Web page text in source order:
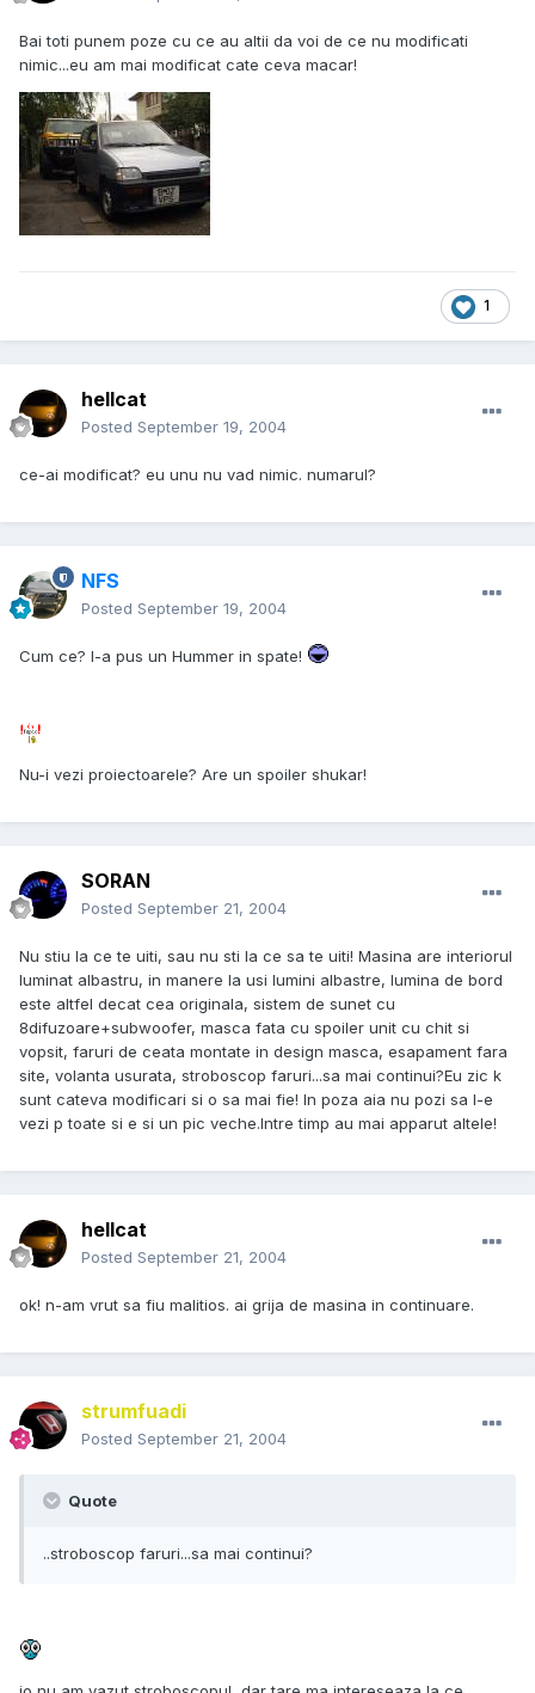
Bai toti punem poze cu ce au altii da voi de ce nu modificati
nimic...eu am mai modificat cate ceva macar!
1
hellcat
Posted September 19, 2004
ce-ai modificat? eu unu nu vad nimic. numarul?
NFS
Posted September 19, 2004
Cum ce? I-a pus un Hummer in spate!
Nu-i vezi proiectoarele? Are un spoiler shukar!
SORAN
Posted September 21, 2004
Nu stiu la ce te uiti, sau nu sti la ce sa te uiti! Masina are interiorul
luminat albastru, in manere la usi lumini albastre, lumina de bord
este altfel decat cea originala, sistem de sunet cu
8difuzoare+subwoofer, masca fata cu spoiler unit cu chit si
vopsit, faruri de ceata montate in design masca, esapament fara
site, volanta usurata, stroboscop faruri...sa mai continui?Eu zic k
sunt cateva modificari si o sa mai fie! In poza aia nu pozi sa l-e
vezi p toate si e si un pic veche.Intre timp au mai apparut altele!
hellcat
Posted September 21, 2004
ok! n-am vrut sa fiu malitios. ai grija de masina in continuare.
strumfuadi
Posted September 21, 2004
Quote
..stroboscop faruri...sa mai continui?